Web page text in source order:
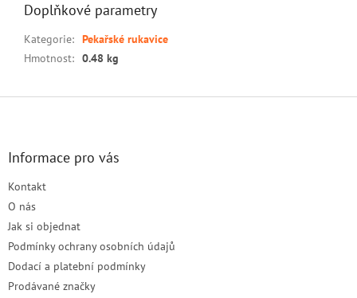
Doplňkové parametry
Kategorie: Pekařské rukavice
Hmotnost: 0.48 kg
Informace pro vás
Kontakt
O nás
Jak si objednat
Podmínky ochrany osobních údajů
Dodací a platební podmínky
Prodávané značky